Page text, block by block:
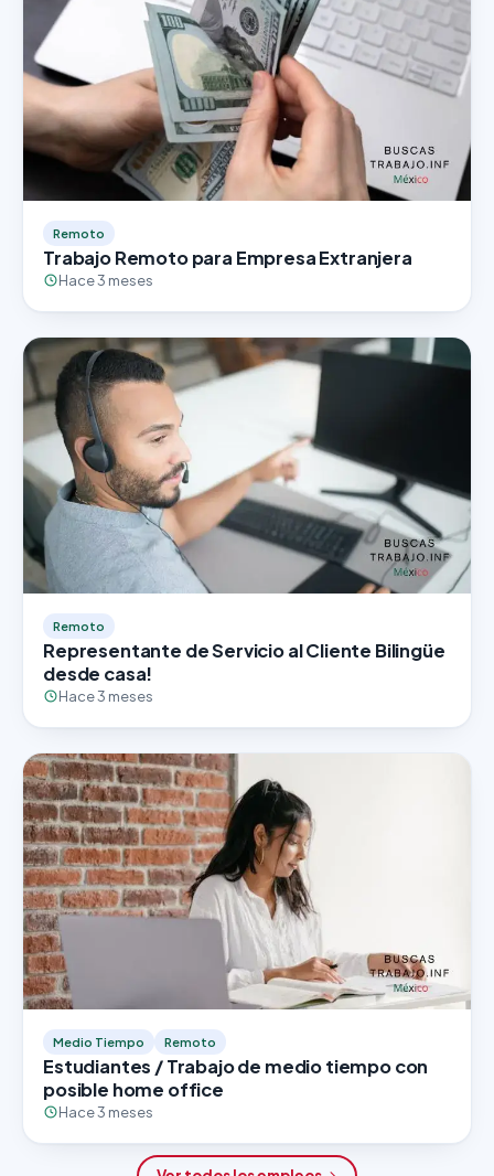
Remoto
Trabajo Remoto para Empresa Extranjera
Hace 3 meses
Remoto
Representante de Servicio al Cliente Bilingüe
desde casa!
Hace 3 meses
Medio Tiempo Remoto
Estudiantes / Trabajo de medio tiempo con
posible home office
Hace 3 meses